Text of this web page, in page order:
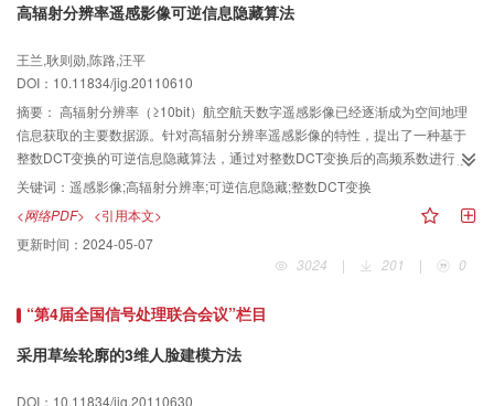
地保持了原图像的细节特征，如边缘、角点等。
高辐射分辨率遥感影像可逆信息隐藏算法
王兰,耿则勋,陈路,汪平
DOI：10.11834/jig.20110610
摘要： 高辐射分辨率（≥10bit）航空航天数字遥感影像已经逐渐成为空间地理
信息获取的主要数据源。针对高辐射分辨率遥感影像的特性，提出了一种基于
整数DCT变换的可逆信息隐藏算法，通过对整数DCT变换后的高频系数进行修
改来实现待隐藏信息的调制嵌入，并提出了相应的容量提升和失真控制方案，
且能够在精确提取隐藏信息的同时实现原始数据的完全无损恢复。实验结果表
明，该算法具有较好的不可感知性，可以有效抵抗线性拉伸攻击，并且对于剪
切、旋转、噪声，滤波等攻击都具有较强的鲁棒性。
关键词： 遥感影像;高辐射分辨率;可逆信息隐藏;整数DCT变换
<网络PDF> <引用本文>
更新时间： 2024-05-07
3024
| 201 | 0
“第4届全国信号处理联合会议”栏目
采用草绘轮廓的3维人脸建模方法
DOI：10.11834/jig.20110630